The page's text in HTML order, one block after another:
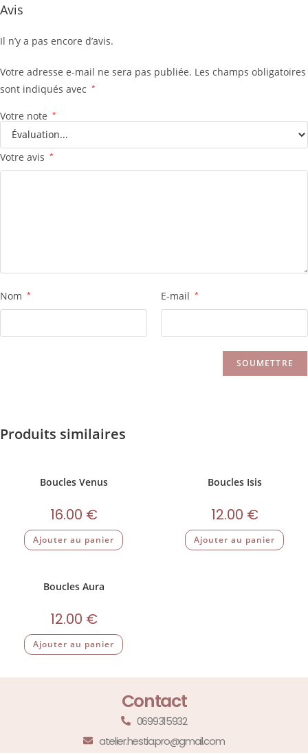
Avis
Il n’y a pas encore d’avis.
Votre adresse e-mail ne sera pas publiée. Les champs obligatoires
sont indiqués avec *
Votre note *
Votre avis *
Nom * E-mail *
Produits similaires
Boucles Venus
16.00 €
Ajouter au panier
Boucles Isis
12.00 €
Ajouter au panier
Boucles Aura
12.00 €
Ajouter au panier
Contact
0699315932
atelier.hestia.pro@gmail.com